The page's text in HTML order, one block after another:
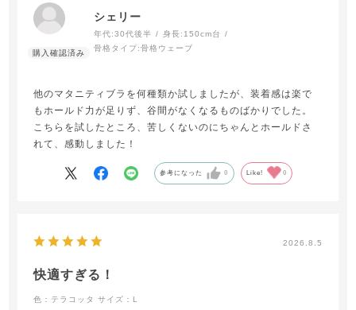
シェリー
年代:30代後半 身長: 150cm台
骨格タイプ:骨格ウェーブ
他のマタニティブラを何種類か試しましたが、装着感は楽で
もホールド力が足りず、谷間がなくなるものばかりでした。
こちらを試したところ、苦しくないのにちゃんとホールドさ
れて、感動しました！
参考になった 0 Like! 0
2026.8.5
快適すぎる！
色：テラコッタ サイズ：L